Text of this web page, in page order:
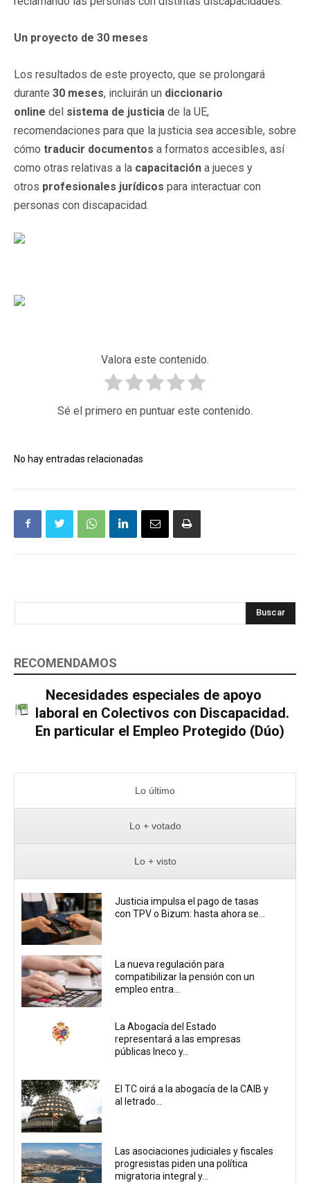
Un proyecto de 30 meses
Los resultados de este proyecto, que se prolongará
durante 30 meses, incluirán un diccionario
online del sistema de justicia de la UE,
recomendaciones para que la justicia sea accesible, sobre
cómo traducir documentos a formatos accesibles, así
como otras relativas a la capacitación a jueces y
otros profesionales jurídicos para interactuar con
personas con discapacidad.
Valora este contenido.
Sé el primero en puntuar este contenido.
No hay entradas relacionadas
Buscar
RECOMENDAMOS
Necesidades especiales de apoyo
laboral en Colectivos con Discapacidad.
En particular el Empleo Protegido (Dúo)
Lo último
Lo + votado
Lo + visto
Justicia impulsa el pago de tasas
con TPV o Bizum: hasta ahora se...
La nueva regulación para
compatibilizar la pensión con un
empleo entra...
La Abogacía del Estado
representará a las empresas
públicas Ineco y...
El TC oirá a la abogacía de la CAIB y
al letrado...
Las asociaciones judiciales y fiscales
progresistas piden una política
migratoria integral y...